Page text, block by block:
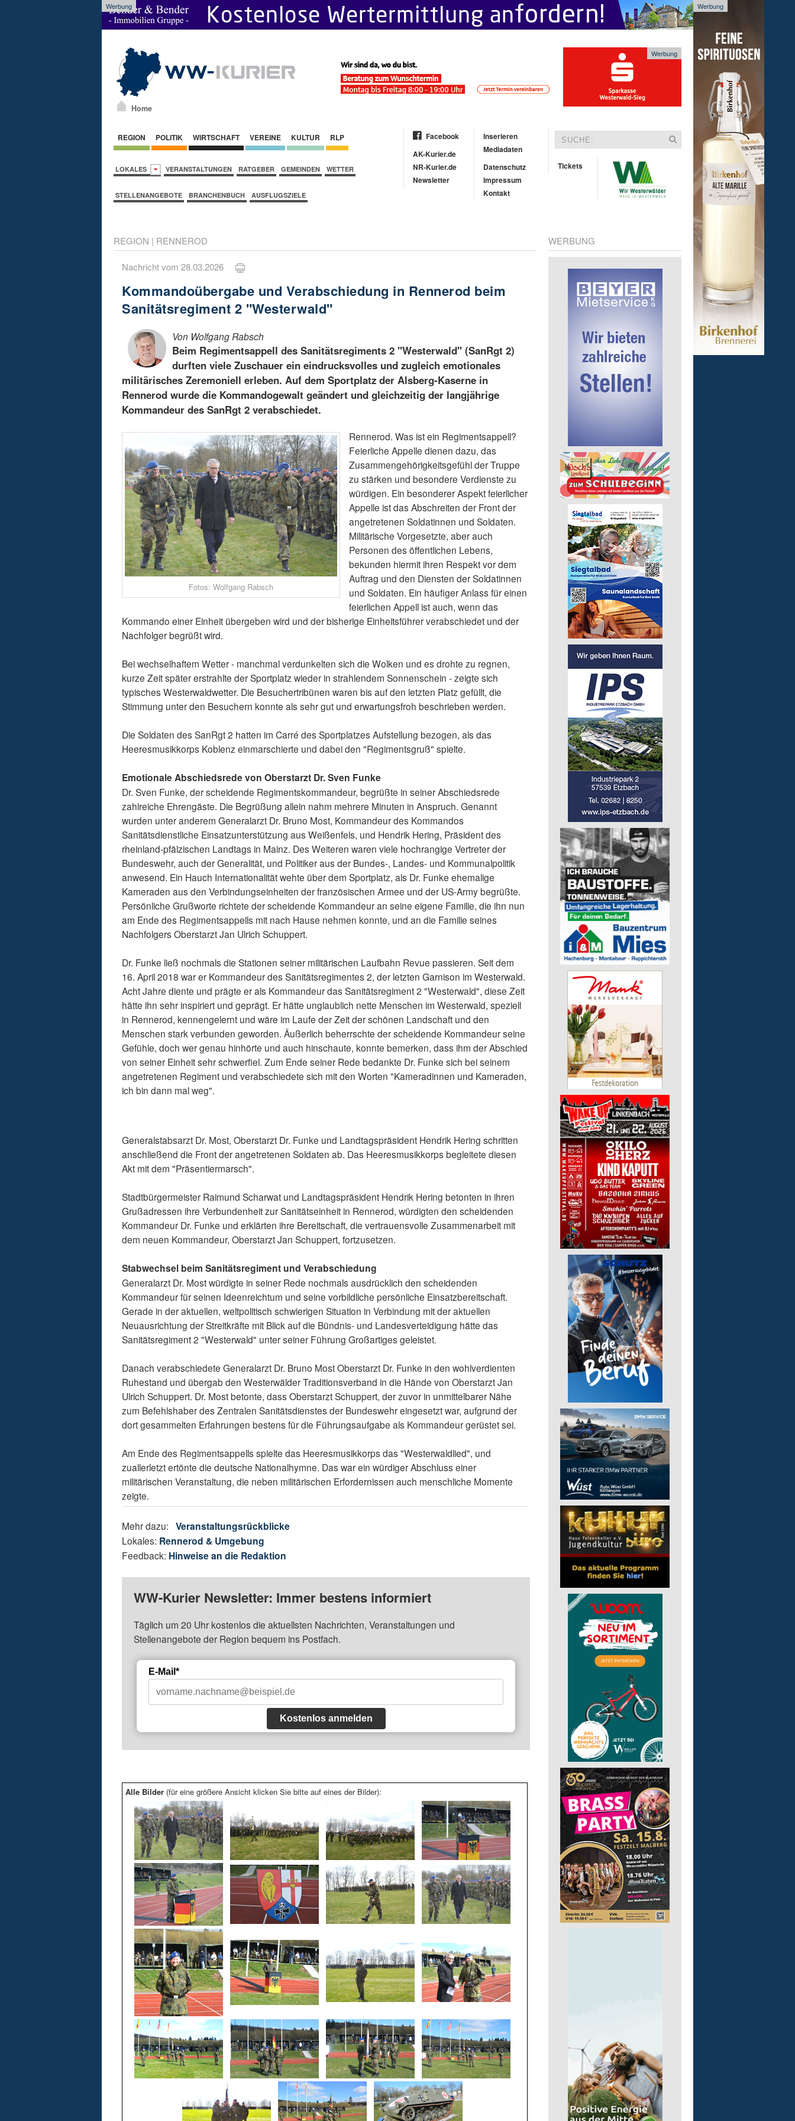
Werbung Werbung
Home
Werbung
REGION POLITIK WIRTSCHAFT VEREINE KULTUR RLP
LOKALES VERANSTALTUNGEN RATGEBER GEMEINDEN WETTER
STELLENANGEBOTE BRANCHENBUCH AUSFLUGSZIELE
Facebook
AK-Kurier.de
NR-Kurier.de
Newsletter
Inserieren
Mediadaten
Datenschutz
Impressum
Kontakt
Tickets
REGION | RENNEROD
Nachricht vom 28.03.2026
Kommandoübergabe und Verabschiedung in Rennerod beim
Sanitätsregiment 2 "Westerwald"
Von Wolfgang Rabsch
Beim Regimentsappell des Sanitätsregiments 2 "Westerwald" (SanRgt 2)
durften viele Zuschauer ein eindrucksvolles und zugleich emotionales
militärisches Zeremoniell erleben. Auf dem Sportplatz der Alsberg-Kaserne in
Rennerod wurde die Kommandogewalt geändert und gleichzeitig der langjährige
Kommandeur des SanRgt 2 verabschiedet.
Fotos: Wolfgang Rabsch
Rennerod. Was ist ein Regimentsappell?
Feierliche Appelle dienen dazu, das
Zusammengehörigkeitsgefühl der Truppe
zu stärken und besondere Verdienste zu
würdigen. Ein besonderer Aspekt feierlicher
Appelle ist das Abschreiten der Front der
angetretenen Soldatinnen und Soldaten.
Militärische Vorgesetzte, aber auch
Personen des öffentlichen Lebens,
bekunden hiermit ihren Respekt vor dem
Auftrag und den Diensten der Soldatinnen
und Soldaten. Ein häufiger Anlass für einen
feierlichen Appell ist auch, wenn das
Kommando einer Einheit übergeben wird und der bisherige Einheitsführer verabschiedet und der
Nachfolger begrüßt wird.
Bei wechselhaftem Wetter - manchmal verdunkelten sich die Wolken und es drohte zu regnen,
kurze Zeit später erstrahlte der Sportplatz wieder in strahlendem Sonnenschein - zeigte sich
typisches Westerwaldwetter. Die Besuchertribünen waren bis auf den letzten Platz gefüllt, die
Stimmung unter den Besuchern konnte als sehr gut und erwartungsfroh beschrieben werden.
Die Soldaten des SanRgt 2 hatten im Carré des Sportplatzes Aufstellung bezogen, als das
Heeresmusikkorps Koblenz einmarschierte und dabei den "Regimentsgruß" spielte.
Emotionale Abschiedsrede von Oberstarzt Dr. Sven Funke
Dr. Sven Funke, der scheidende Regimentskommandeur, begrüßte in seiner Abschiedsrede
zahlreiche Ehrengäste. Die Begrüßung allein nahm mehrere Minuten in Anspruch. Genannt
wurden unter anderem Generalarzt Dr. Bruno Most, Kommandeur des Kommandos
Sanitätsdienstliche Einsatzunterstützung aus Weißenfels, und Hendrik Hering, Präsident des
rheinland-pfälzischen Landtags in Mainz. Des Weiteren waren viele hochrangige Vertreter der
Bundeswehr, auch der Generalität, und Politiker aus der Bundes-, Landes- und Kommunalpolitik
anwesend. Ein Hauch Internationalität wehte über dem Sportplatz, als Dr. Funke ehemalige
Kameraden aus den Verbindungseinheiten der französischen Armee und der US-Army begrüßte.
Persönliche Grußworte richtete der scheidende Kommandeur an seine eigene Familie, die ihn nun
am Ende des Regimentsappells mit nach Hause nehmen konnte, und an die Familie seines
Nachfolgers Oberstarzt Jan Ulrich Schuppert.
Dr. Funke ließ nochmals die Stationen seiner militärischen Laufbahn Revue passieren. Seit dem
16. April 2018 war er Kommandeur des Sanitätsregimentes 2, der letzten Garnison im Westerwald.
Acht Jahre diente und prägte er als Kommandeur das Sanitätsregiment 2 "Westerwald", diese Zeit
hätte ihn sehr inspiriert und geprägt. Er hätte unglaublich nette Menschen im Westerwald, speziell
in Rennerod, kennengelernt und wäre im Laufe der Zeit der schönen Landschaft und den
Menschen stark verbunden geworden. Äußerlich beherrschte der scheidende Kommandeur seine
Gefühle, doch wer genau hinhörte und auch hinschaute, konnte bemerken, dass ihm der Abschied
von seiner Einheit sehr schwerfiel. Zum Ende seiner Rede bedankte Dr. Funke sich bei seinem
angetretenen Regiment und verabschiedete sich mit den Worten "Kameradinnen und Kameraden,
ich bin dann mal weg".
Generalstabsarzt Dr. Most, Oberstarzt Dr. Funke und Landtagspräsident Hendrik Hering schritten
anschließend die Front der angetretenen Soldaten ab. Das Heeresmusikkorps begleitete diesen
Akt mit dem "Präsentiermarsch".
Stadtbürgermeister Raimund Scharwat und Landtagspräsident Hendrik Hering betonten in ihren
Grußadressen ihre Verbundenheit zur Sanitätseinheit in Rennerod, würdigten den scheidenden
Kommandeur Dr. Funke und erklärten ihre Bereitschaft, die vertrauensvolle Zusammenarbeit mit
dem neuen Kommandeur, Oberstarzt Jan Schuppert, fortzusetzen.
Stabwechsel beim Sanitätsregiment und Verabschiedung
Generalarzt Dr. Most würdigte in seiner Rede nochmals ausdrücklich den scheidenden
Kommandeur für seinen Ideenreichtum und seine vorbildliche persönliche Einsatzbereitschaft.
Gerade in der aktuellen, weltpolitisch schwierigen Situation in Verbindung mit der aktuellen
Neuausrichtung der Streitkräfte mit Blick auf die Bündnis- und Landesverteidigung hätte das
Sanitätsregiment 2 "Westerwald" unter seiner Führung Großartiges geleistet.
Danach verabschiedete Generalarzt Dr. Bruno Most Oberstarzt Dr. Funke in den wohlverdienten
Ruhestand und übergab den Westerwälder Traditionsverband in die Hände von Oberstarzt Jan
Ulrich Schuppert. Dr. Most betonte, dass Oberstarzt Schuppert, der zuvor in unmittelbarer Nähe
zum Befehlshaber des Zentralen Sanitätsdienstes der Bundeswehr eingesetzt war, aufgrund der
dort gesammelten Erfahrungen bestens für die Führungsaufgabe als Kommandeur gerüstet sei.
Am Ende des Regimentsappells spielte das Heeresmusikkorps das "Westerwaldlied", und
zuallerletzt ertönte die deutsche Nationalhymne. Das war ein würdiger Abschluss einer
militärischen Veranstaltung, die neben militärischen Erfordernissen auch menschliche Momente
zeigte.
Mehr dazu:Veranstaltungsrückblicke
Lokales: Rennerod & Umgebung
Feedback: Hinweise an die Redaktion
WW-Kurier Newsletter: Immer bestens informiert
Täglich um 20 Uhr kostenlos die aktuellsten Nachrichten, Veranstaltungen und
Stellenangebote der Region bequem ins Postfach.
E-Mail*
Kostenlos anmelden
Alle Bilder (für eine größere Ansicht klicken Sie bitte auf eines der Bilder):
WERBUNG